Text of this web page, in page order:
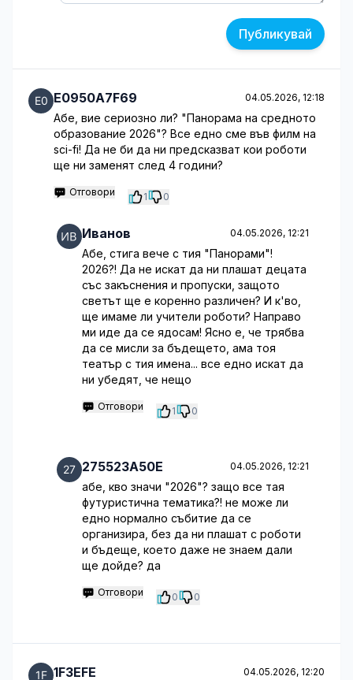
Публикувай
E0950A7F69 04.05.2026, 12:18
Абе, вие сериозно ли? "Панорама на средното
образование 2026"? Все едно сме във филм на
sci-fi! Да не би да ни предсказват кои роботи
ще ни заменят след 4 години?
Отговори 1 0
Иванов 04.05.2026, 12:21
Абе, стига вече с тия "Панорами"!
2026?! Да не искат да ни плашат децата
със закъснения и пропуски, защото
светът ще е коренно различен? И к'во,
ще имаме ли учители роботи? Направо
ми иде да се ядосам! Ясно е, че трябва
да се мисли за бъдещето, ама тоя
театър с тия имена... все едно искат да
ни убедят, че нещо
Отговори 1 0
275523A50E 04.05.2026, 12:21
абе, кво значи "2026"? защо все тая
футуристична тематика?! не може ли
едно нормално събитие да се
организира, без да ни плашат с роботи
и бъдеще, което даже не знаем дали
ще дойде? да
Отговори 0 0
1F3EFE 04.05.2026, 12:20